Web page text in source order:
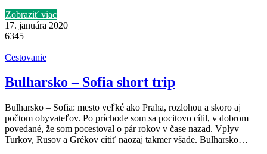
Zobraziť viac
17. januára 2020
6345
Cestovanie
Bulharsko – Sofia short trip
Bulharsko – Sofia: mesto veľké ako Praha, rozlohou a skoro aj
počtom obyvateľov. Po príchode som sa pocitovo cítil, v dobrom
povedané, že som pocestoval o pár rokov v čase nazad. Vplyv
Turkov, Rusov a Grékov cítiť naozaj takmer všade. Bulharsko…